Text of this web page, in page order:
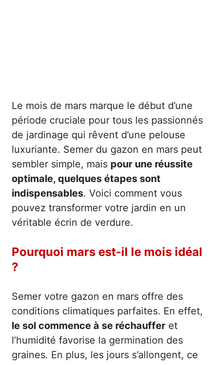
Le mois de mars marque le début d’une
période cruciale pour tous les passionnés
de jardinage qui rêvent d’une pelouse
luxuriante. Semer du gazon en mars peut
sembler simple, mais pour une réussite
optimale, quelques étapes sont
indispensables. Voici comment vous
pouvez transformer votre jardin en un
véritable écrin de verdure.
Pourquoi mars est-il le mois idéal
?
Semer votre gazon en mars offre des
conditions climatiques parfaites. En effet,
le sol commence à se réchauffer et
l’humidité favorise la germination des
graines. En plus, les jours s’allongent, ce